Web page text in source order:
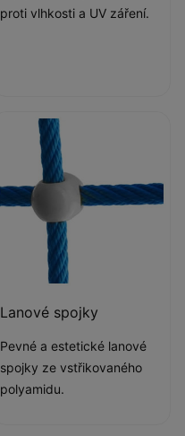
proti vlhkosti a UV záření.
Lanové spojky
Pevné a estetické lanové
spojky ze vstřikovaného
polyamidu.